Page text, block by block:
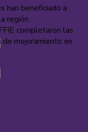
han beneficiado a
región.
completaron las
mejoramiento en